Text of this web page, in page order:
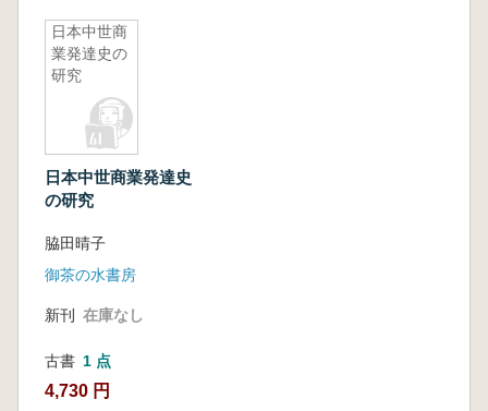
日本中世商
業発達史の
研究
日本中世商業発達史
の研究
脇田晴子
御茶の水書房
新刊 在庫なし
古書 1 点
4,730 円